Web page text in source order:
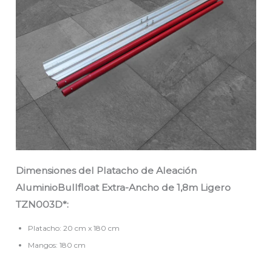
Dimensiones del Platacho de Aleación
AluminioBullfloat Extra-Ancho de 1,8m Ligero
TZN003D*:
Platacho: 20 cm x 180 cm
Mangos: 180 cm